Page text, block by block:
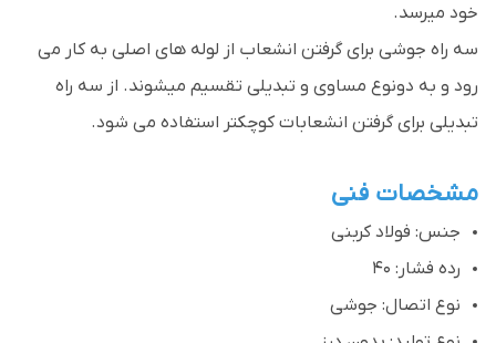
خود میرسد.
سه راه جوشی برای گرفتن انشعاب از لوله های اصلی به کار می
رود و به دونوع مساوی و تبدیلی تقسیم میشوند. از سه راه
تبدیلی برای گرفتن انشعابات کوچکتر استفاده می شود.
مشخصات فنی
جنس: فولاد کربنی
رده فشار: 40
نوع اتصال: جوشی